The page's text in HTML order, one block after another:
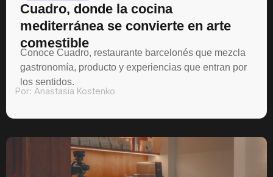
Cuadro, donde la cocina
mediterránea se convierte en arte
comestible
Conoce Cuadro, restaurante barcelonés que mezcla
gastronomía, producto y experiencias que entran por
los sentidos.
Por: Anastasia Kostenko